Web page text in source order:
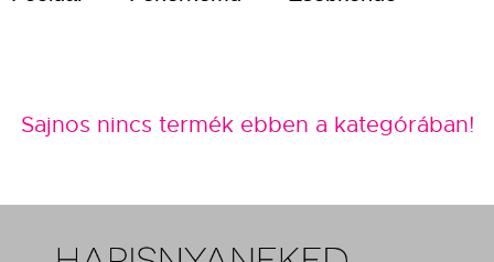
Sajnos nincs termék ebben a kategórában!